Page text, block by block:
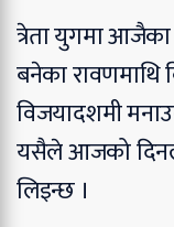
त्रेता युगमा
बनेका रावणमाथि
विजयादशमी
यसैले आजको
लिइन्छ ।